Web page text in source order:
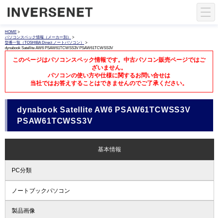
HOME >
パソコンスペック情報（メーカー別）
>
型番一覧（TOSHIBA Direct ノートパソコン）
>
dynabook Satellite AW6 PSAW61TCWSS3V PSAW61TCWSS3V
このページはパソコンスペック情報です。中古パソコン販売ページではご
ざいません。
パソコンの使い方や仕様に関するお問い合せは
当社ではお答えすることはできませんのでご了承ください。
dynabook Satellite AW6 PSAW61TCWSS3V
PSAW61TCWSS3V
基本情報
PC分類
ノートブックパソコン
製品画像